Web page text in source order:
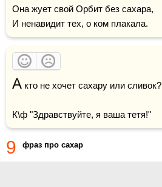
Она жует свой Орбит без сахара,
И ненавидит тех, о ком плакала.
А кто не хочет сахару или сливок?
К\ф "Здравствуйте, я ваша тетя!"
9 фраз про сахар